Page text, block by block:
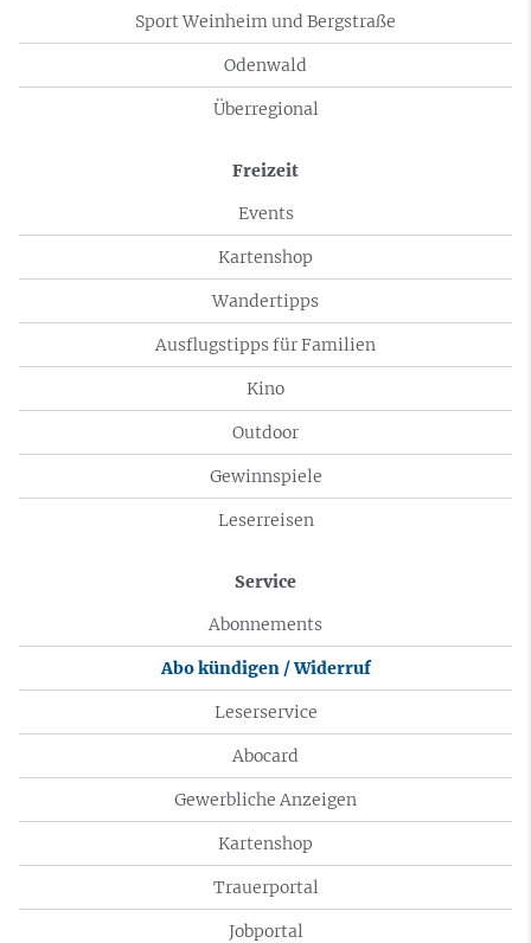
Sport Weinheim und Bergstraße
Odenwald
Überregional
Freizeit
Events
Kartenshop
Wandertipps
Ausflugstipps für Familien
Kino
Outdoor
Gewinnspiele
Leserreisen
Service
Abonnements
Abo kündigen / Widerruf
Leserservice
Abocard
Gewerbliche Anzeigen
Kartenshop
Trauerportal
Jobportal